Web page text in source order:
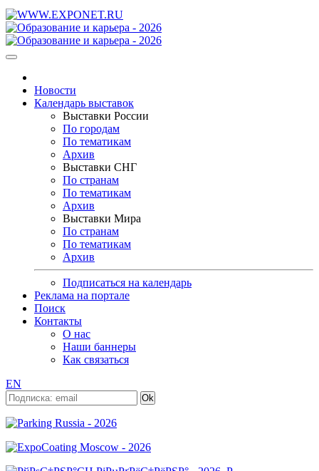
Новости
Календарь выставок
Выставки России
По городам
По тематикам
Архив
Выставки СНГ
По странам
По тематикам
Архив
Выставки Мира
По странам
По тематикам
Архив
Подписаться на календарь
Реклама на портале
Поиск
Контакты
О нас
Наши баннеры
Как связаться
EN